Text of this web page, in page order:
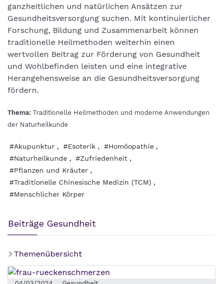
ganzheitlichen und natürlichen Ansätzen zur
Gesundheitsversorgung suchen. Mit kontinuierlicher
Forschung, Bildung und Zusammenarbeit können
traditionelle Heilmethoden weiterhin einen
wertvollen Beitrag zur Förderung von Gesundheit
und Wohlbefinden leisten und eine integrative
Herangehensweise an die Gesundheitsversorgung
fördern.
Thema: Traditionelle Heilmethoden und moderne Anwendungen
der Naturheilkunde
#Akupunktur , #Esoterik , #Homöopathie ,
#Naturheilkunde , #Zufriedenheit ,
#Pflanzen und Kräuter ,
#Traditionelle Chinesische Medizin (TCM) ,
#Menschlicher Körper
Beiträge Gesundheit
Themenübersicht